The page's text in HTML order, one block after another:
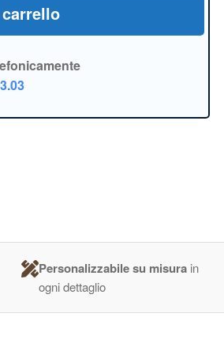
Personalizzabile su misurain
ogni dettaglio